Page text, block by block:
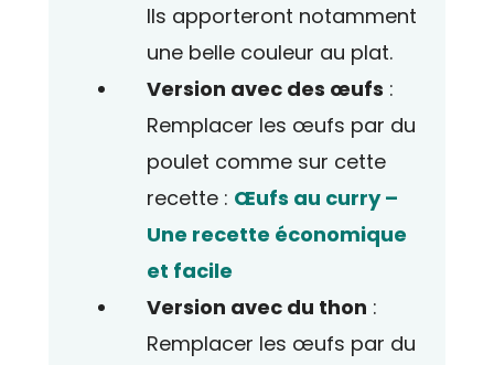
Ils apporteront notamment
une belle couleur au plat.
Version avec des œufs :
Remplacer les œufs par du
poulet comme sur cette
recette : Œufs au curry –
Une recette économique
et facile
Version avec du thon :
Remplacer les œufs par du